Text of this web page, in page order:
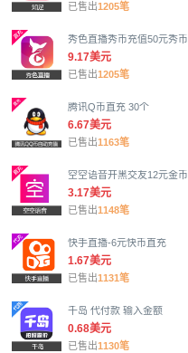
已售出1205笔
秀色直播秀币充值50元秀币
9.17美元
已售出1205笔
腾讯Q币直充 30个
6.67美元
已售出1163笔
空空语音开黑交友12元金币
3.17美元
已售出1148笔
快手直播-6元快币直充
1.67美元
已售出1131笔
千岛 代付款 输入金额
0.68美元
已售出1130笔